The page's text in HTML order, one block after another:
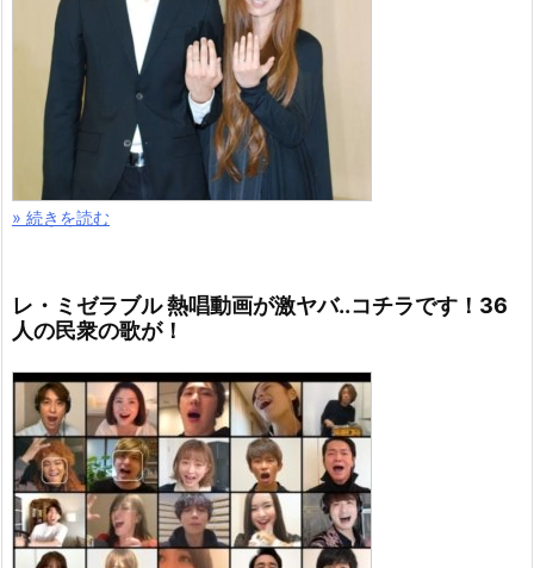
» 続きを読む
レ・ミゼラブル 熱唱動画が激ヤバ..コチラです！36
人の民衆の歌が！